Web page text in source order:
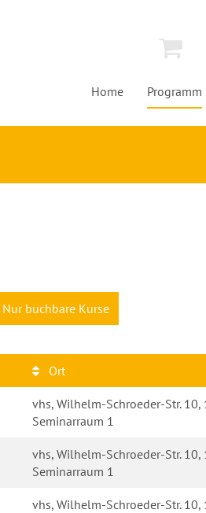
Home Programm
Nur buchbare Kurse
Ort
vhs, Wilhelm-Schroeder-Str. 10,
Seminarraum 1
vhs, Wilhelm-Schroeder-Str. 10,
Seminarraum 1
vhs, Wilhelm-Schroeder-Str. 10,